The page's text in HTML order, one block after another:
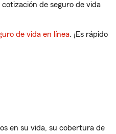
de seguro de vida
de vida en línea. ¡Es rápido
en su vida, su cobertura de